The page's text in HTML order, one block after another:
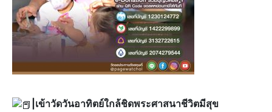
|เข้าวัดวันอาทิตย์ใกล้ชิดพระศาสนาชีวิตมีสุข